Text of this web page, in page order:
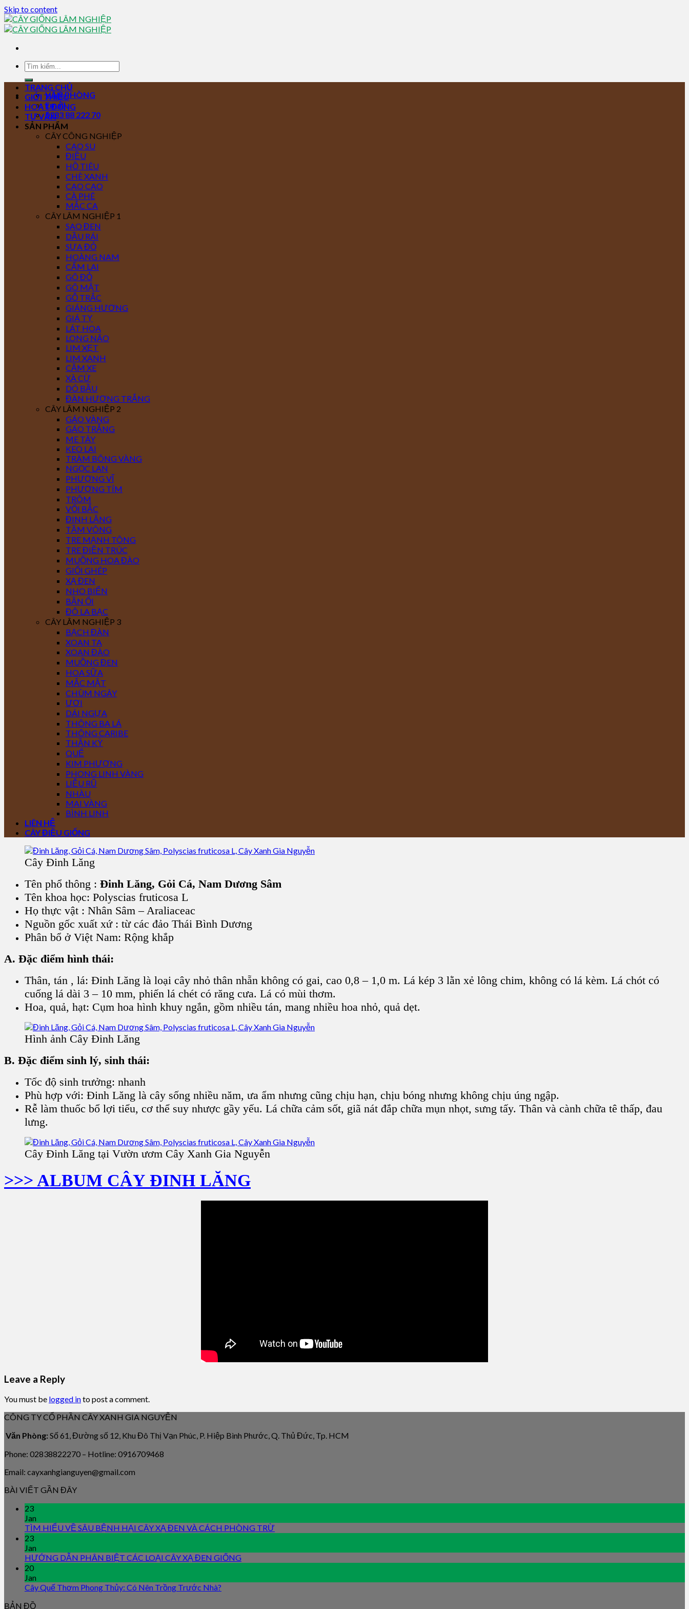
Skip to content
VĂN PHÒNG
Email
0283 88 222 70
TRANG CHỦ
GIỚI THIỆU
HOẠT ĐỘNG
TƯ VẤN
SẢN PHẨM
CÂY CÔNG NGHIỆP
CAO SU
ĐIỀU
HỒ TIÊU
CHÈ XANH
CAO CAO
CÀ PHÊ
MẮC CA
CÂY LÂM NGHIỆP 1
SAO ĐEN
DẦU RÁI
SƯA ĐỎ
HOÀNG NAM
CẨM LAI
GÕ ĐỎ
GÕ MẬT
GỖ TRẮC
GIÁNG HƯƠNG
GIÁ TỴ
LÁT HOA
LONG NÃO
LIM XẸT
LIM XANH
CĂM XE
XÀ CỪ
DÓ BẦU
ĐÀN HƯƠNG TRẮNG
CÂY LÂM NGHIỆP 2
GÁO VÀNG
GÁO TRẮNG
ME TÂY
KEO LAI
TRÀM BÔNG VÀNG
NGỌC LAN
PHƯỢNG VĨ
PHƯỢNG TÍM
TRÔM
VỐI BẮC
ĐINH LĂNG
TẦM VÔNG
TRE MẠNH TÔNG
TRE ĐIỀN TRÚC
MUỒNG HOA ĐÀO
GIỔI GHÉP
XẠ ĐEN
NHO BIỂN
BẦN ỔI
ĐÔ LA BẠC
CÂY LÂM NGHIỆP 3
BẠCH ĐÀN
XOAN TA
XOAN ĐÀO
MUỒNG ĐEN
HOA SỮA
MẮC MẬT
CHÙM NGÂY
ƯƠI
DÁI NGỰA
THÔNG BA LÁ
THÔNG CARIBE
THẦN KỲ
QUẾ
KIM PHƯỢNG
PHONG LINH VÀNG
LIỄU RŨ
NHÀU
MAI VÀNG
BÌNH LINH
LIÊN HỆ
CÂY ĐIỀU GIỐNG
Cây Đinh Lăng
Tên phổ thông : Đinh Lăng, Gỏi Cá, Nam Dương Sâm
Tên khoa học: Polyscias fruticosa L
Họ thực vật : Nhân Sâm – Araliaceac
Nguồn gốc xuất xứ : từ các đảo Thái Bình Dương
Phân bổ ở Việt Nam: Rộng khắp
A. Đặc điểm hình thái:
Thân, tán , lá: Đinh Lăng là loại cây nhỏ thân nhẵn không có gai, cao 0,8 – 1,0 m. Lá kép 3 lằn xẻ lông chim, không có lá kèm. Lá chót có
cuống lá dài 3 – 10 mm, phiến lá chét có răng cưa. Lá có mùi thơm.
Hoa, quả, hạt: Cụm hoa hình khuy ngắn, gồm nhiều tán, mang nhiều hoa nhỏ, quả dẹt.
Hình ảnh Cây Đinh Lăng
B. Đặc điểm sinh lý, sinh thái:
Tốc độ sinh trưởng: nhanh
Phù hợp với: Đinh Lăng là cây sống nhiều năm, ưa ẩm nhưng cũng chịu hạn, chịu bóng nhưng không chịu úng ngập.
Rễ làm thuốc bổ lợi tiểu, cơ thể suy nhược gầy yếu. Lá chữa cảm sốt, giã nát đắp chữa mụn nhọt, sưng tấy. Thân và cành chữa tê thấp, đau
lưng.
Cây Đinh Lăng tại Vườn ươm Cây Xanh Gia Nguyễn
>>> ALBUM CÂY ĐINH LĂNG
Leave a Reply
You must be logged into post a comment.
CÔNG TY CỔ PHẦN CÂY XANH GIA NGUYỄN
Văn Phòng: Số 61, Đường số 12, Khu Đô Thị Vạn Phúc, P. Hiệp Bình Phước, Q. Thủ Đức, Tp. HCM
Phone: 02838822270 – Hotline: 0916709468
Email: cayxanhgianguyen@gmail.com
BÀI VIẾT GẦN ĐÂY
23
Jan
TÌM HIỂU VỀ SÂU BỆNH HẠI CÂY XẠ ĐEN VÀ CÁCH PHÒNG TRỪ
23
Jan
HƯỚNG DẪN PHÂN BIỆT CÁC LOẠI CÂY XẠ ĐEN GIỐNG
20
Jan
Cây Quế Thơm Phong Thủy: Có Nên Trồng Trước Nhà?
BẢN ĐỒ